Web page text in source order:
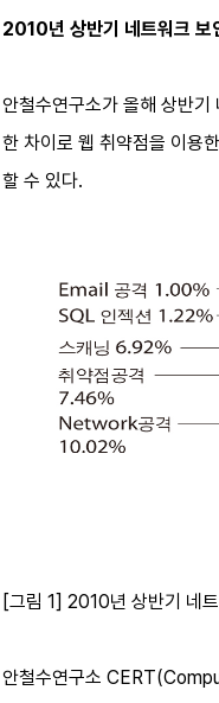
2010년 상반기 네트워크
안철수연구소가 올해 상반
한 차이로 웹 취약점을 이용
할 수 있다.
[그림 1] 2010년 상반기 네
안철수연구소